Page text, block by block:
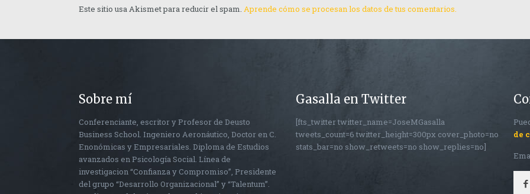
Este sitio usa Akismet para reducir el spam. Aprende cómo se procesan los datos de tus comentarios.
Sobre mí
Conferenciante, escritor y Profesor de Deusto
Business School. Ingeniero Aeronáutico, Doctor en C.
Enonómicas y Empresariales. Diploma de Estudios
avanzados en Psicología Social. Línea de
investigacion “Confianza y Compromiso”, Presidente
del grupo “Desarrollo Organizacional” y “Talentum”.
Gasalla en Twitter
[fts_twitter twitter_name=JoseMGasalla
tweets_count=6 twitter_height=300px cover_photo=no
stats_bar=no show_retweets=no show_replies=no]
de